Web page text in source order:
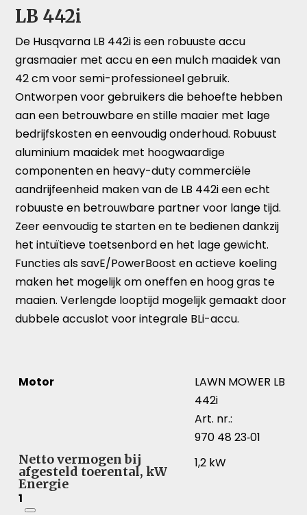
LB 442i
De Husqvarna LB 442i is een robuuste accu
grasmaaier met accu en een mulch maaidek van
42 cm voor semi-professioneel gebruik.
Ontworpen voor gebruikers die behoefte hebben
aan een betrouwbare en stille maaier met lage
bedrijfskosten en eenvoudig onderhoud. Robuust
aluminium maaidek met hoogwaardige
componenten en heavy-duty commerciële
aandrijfeenheid maken van de LB 442i een echt
robuuste en betrouwbare partner voor lange tijd.
Zeer eenvoudig te starten en te bedienen dankzij
het intuïtieve toetsenbord en het lage gewicht.
Functies als savE/PowerBoost en actieve koeling
maken het mogelijk om oneffen en hoog gras te
maaien. Verlengde looptijd mogelijk gemaakt door
dubbele accuslot voor integrale BLi-accu.
Motor
LAWN MOWER LB
442i
Art. nr.:
970 48 23‑01
Netto vermogen bij
afgesteld toerental, kW
Energie
1
1,2 kW